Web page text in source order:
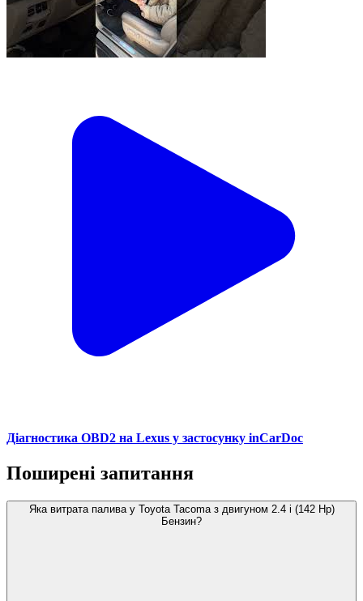
Діагностика OBD2 на Lexus у застосунку inCarDoc
Поширені запитання
Яка витрата палива у Toyota Tacoma з двигуном 2.4 i (142 Hp)
Бензин?